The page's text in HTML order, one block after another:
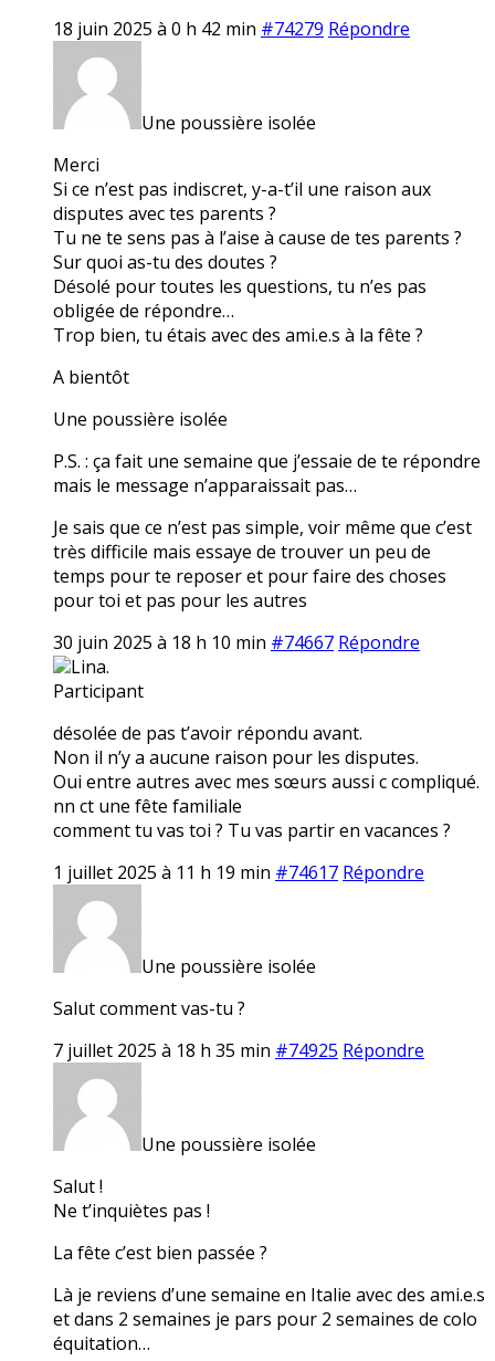
18 juin 2025 à 0 h 42 min #74279 Répondre
Une poussière isolée
Merci
Si ce n’est pas indiscret, y-a-t’il une raison aux
disputes avec tes parents ?
Tu ne te sens pas à l’aise à cause de tes parents ?
Sur quoi as-tu des doutes ?
Désolé pour toutes les questions, tu n’es pas
obligée de répondre…
Trop bien, tu étais avec des ami.e.s à la fête ?
A bientôt
Une poussière isolée
P.S. : ça fait une semaine que j’essaie de te répondre
mais le message n’apparaissait pas…
Je sais que ce n’est pas simple, voir même que c’est
très difficile mais essaye de trouver un peu de
temps pour te reposer et pour faire des choses
pour toi et pas pour les autres
30 juin 2025 à 18 h 10 min #74667 Répondre
Lina.
Participant
désolée de pas t’avoir répondu avant.
Non il n’y a aucune raison pour les disputes.
Oui entre autres avec mes sœurs aussi c compliqué.
nn ct une fête familiale
comment tu vas toi ? Tu vas partir en vacances ?
1 juillet 2025 à 11 h 19 min #74617 Répondre
Une poussière isolée
Salut comment vas-tu ?
7 juillet 2025 à 18 h 35 min #74925 Répondre
Une poussière isolée
Salut !
Ne t’inquiètes pas !
La fête c’est bien passée ?
Là je reviens d’une semaine en Italie avec des ami.e.s
et dans 2 semaines je pars pour 2 semaines de colo
équitation…